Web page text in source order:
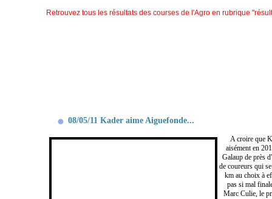
Retrouvez tous les résultats des courses de l'Agro en rubrique
08/05/11 Kader aime Aiguefonde...
A croire que
aisément en
Galaup de près
de coureurs qui
km au choix à
pas si mal
Marc Culie, le